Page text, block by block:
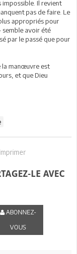
impossible. Il revient
pas de faire. Le
appropriés pour
semble avoir été
par le passé que pour
la manœuvre est
et que Dieu
Imprimer
LE AVEC
ABONNEZ-
VOUS